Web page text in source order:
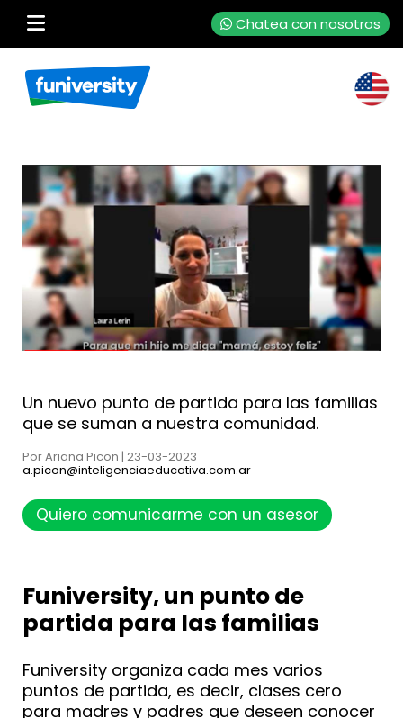
Chatea con nosotros
Un nuevo punto de partida para las familias
que se suman a nuestra comunidad.
Por Ariana Picon | 23-03-2023
a.picon@inteligenciaeducativa.com.ar
Quiero comunicarme con un asesor
Funiversity, un punto de
partida para las familias
Funiversity organiza cada mes varios
puntos de partida, es decir, clases cero
para madres y padres que deseen conocer